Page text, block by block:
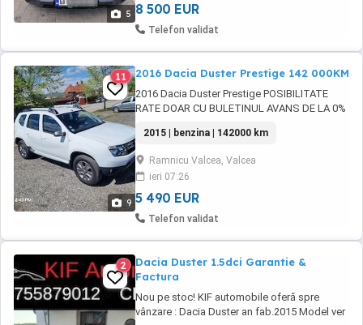
5
rabatabila Fiscal ...
8 500 EUR
Telefon validat
9
11 2016 Dacia Duster Prestige 142 000KM
2016 Dacia Duster Prestige POSIBILITATE
RATE DOAR CU BULETINUL AVANS DE LA 0%
LIVRARE DOMICILIU GARANTIE 1AN Dacia
Duster Prestige FULL 142 000km ( Verificati si
Garantati ) Motor 1.2 Benzina 125CP EURO6
An Fabricatie 2015 - Prima Inmatriculare 2016
Dotari: ...
2015 | benzina | 142000 km
Ramnicu Valcea, Valcea
ieri 07:26
5 490 EUR
Telefon validat
2
Dacia Duster 1.5dci Garantie &
Factura
Nou pe stoc! KIF automobile oferă spre
vânzare : Dacia Duster an fab.2015 Model ver